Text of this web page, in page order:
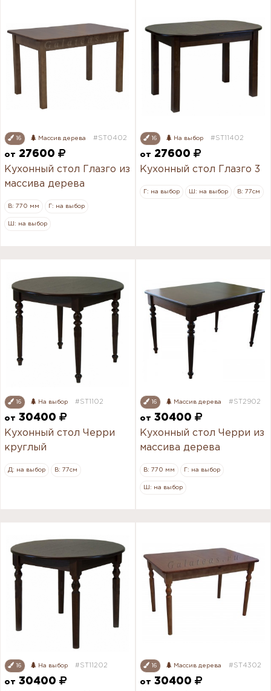
16 Массив дерева #ST0402
от
27600
Кухонный стол Глазго из
массива дерева
В: 770 мм Г: на выбор
Ш: на выбор
16 На выбор #ST11402
от
27600
Кухонный стол Глазго 3
Г: на выбор Ш: на выбор В: 77см
16 На выбор #ST1102
от 30400
Кухонный стол Черри
круглый
Д: на выбор В: 77см
16 Массив дерева #ST2902
от 30400
Кухонный стол Черри из
массива дерева
В: 770 мм Г: на выбор
Ш: на выбор
16 На выбор #ST11202
от 30400
16 Массив дерева #ST4302
от 30400